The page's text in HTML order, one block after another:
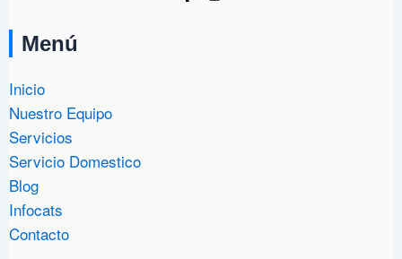
Menú
Inicio
Nuestro Equipo
Servicios
Servicio Domestico
Blog
Infocats
Contacto